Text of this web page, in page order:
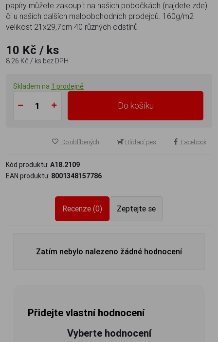
papíry můžete zakoupit na našich pobočkách (najdete zde)
či u našich dalších maloobchodních prodejců. 160g/m2
velikost 21x29,7cm 40 různých odstínů
10 Kč / ks
8.26 Kč / ks bez DPH
Skladem na 1 prodejně
Do košíku
Do oblíbených Hlídací pes Facebook
Kód produktu: A18.2109
EAN produktu: 8001348157786
Recenze (0) Zeptejte se
Zatím nebylo nalezeno žádné hodnocení
Přidejte vlastní hodnocení
Vyberte hodnocení